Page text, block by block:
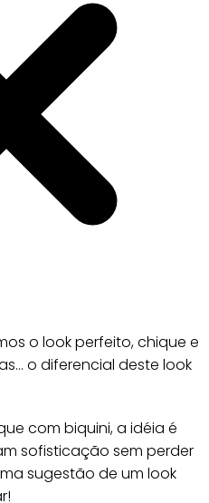
o look perfeito, chique e
o diferencial deste look
com biquini, a idéia é
sofisticação sem perder
sugestão de um look